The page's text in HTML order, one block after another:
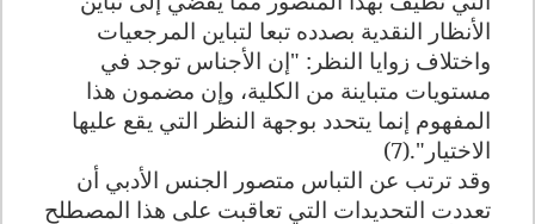
الأنظار النقدية بصدده تبعا لتباين المرجعيات
واختلاف زوايا النظر: "إن الأجناس توجد في
مستويات متباينة من الكلية، وإن مضمون هذا
المفهوم إنما يتحدد بوجهة النظر التي يقع عليها
الاختيار".(7)
وقد ترتب عن التباس متصور الجنس الأدبي أن
تعددت التحديدات التي تعاقبت على هذا المصطلح